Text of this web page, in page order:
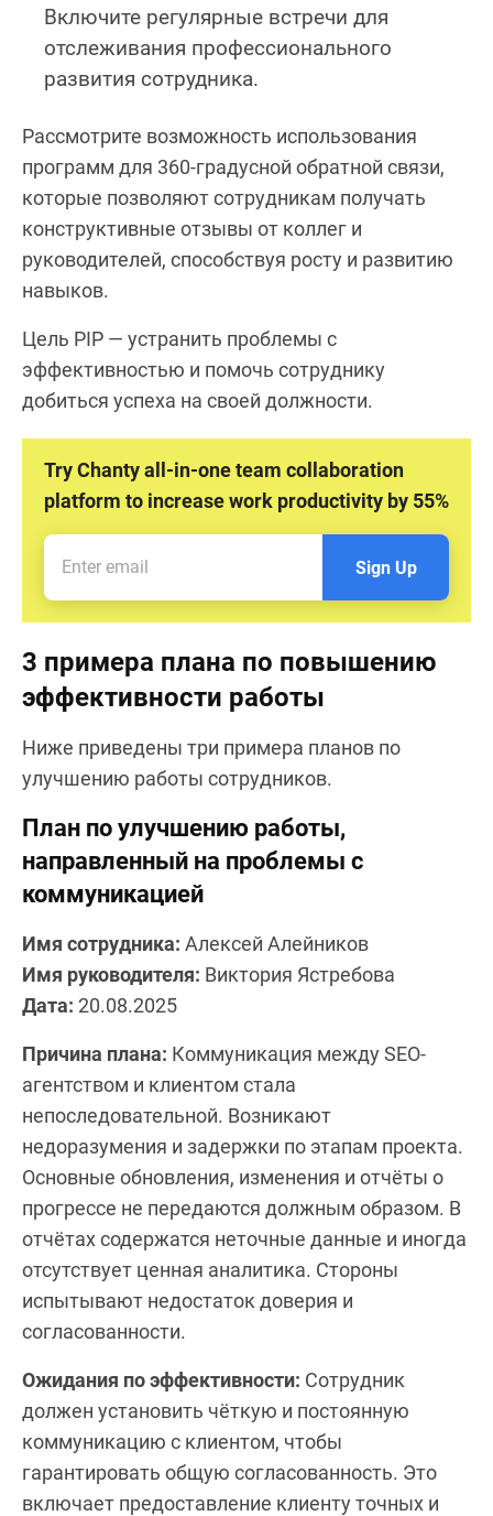
Включите регулярные встречи для
отслеживания профессионального
развития сотрудника.
Рассмотрите возможность использования
программ для 360-градусной обратной связи,
которые позволяют сотрудникам получать
конструктивные отзывы от коллег и
руководителей, способствуя росту и развитию
навыков.
Цель PIP — устранить проблемы с
эффективностью и помочь сотруднику
добиться успеха на своей должности.
Try Chanty all-in-one team collaboration
platform to increase work productivity by 55%
Sign Up
3 примера плана по повышению
эффективности работы
Ниже приведены три примера планов по
улучшению работы сотрудников.
План по улучшению работы,
направленный на проблемы с
коммуникацией
Имя сотрудника: Алексей Алейников
Имя руководителя: Виктория Ястребова
Дата: 20.08.2025
Причина плана: Коммуникация между SEO-
агентством и клиентом стала
непоследовательной. Возникают
недоразумения и задержки по этапам проекта.
Основные обновления, изменения и отчёты о
прогрессе не передаются должным образом. В
отчётах содержатся неточные данные и иногда
отсутствует ценная аналитика. Стороны
испытывают недостаток доверия и
согласованности.
Ожидания по эффективности: Сотрудник
должен установить чёткую и постоянную
коммуникацию с клиентом, чтобы
гарантировать общую согласованность. Это
включает предоставление клиенту точных и